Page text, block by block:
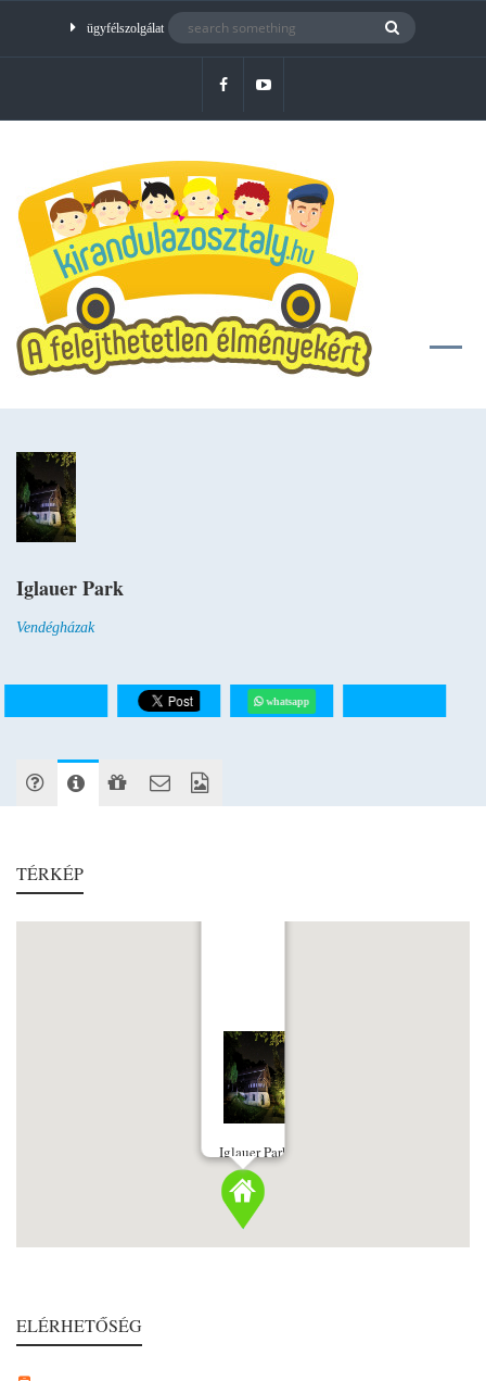
ügyfélszolgálat
Iglauer Park
Vendégházak
whatsapp
TÉRKÉP
Iglauer Park
ELÉRHETŐSÉG